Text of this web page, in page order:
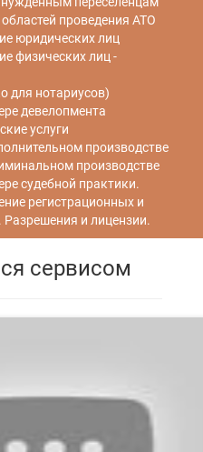
проведения АТО
юридических лиц
физических лиц -
для нотариусов)
девелопмента
услуги
производстве
производстве
судебной практики.
регистрационных и
и лицензии.
сервисом